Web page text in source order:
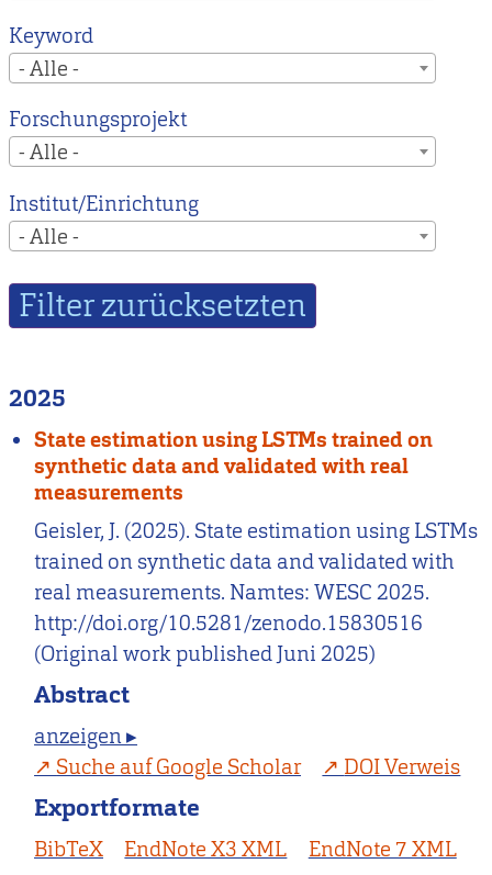
Keyword
- Alle -
Forschungsprojekt
- Alle -
Institut/Einrichtung
- Alle -
2025
State estimation using LSTMs trained on
synthetic data and validated with real
measurements
Geisler, J. (2025). State estimation using LSTMs
trained on synthetic data and validated with
real measurements. Namtes: WESC 2025.
http://doi.org/10.5281/zenodo.15830516
(Original work published Juni 2025)
Abstract
anzeigen ▸
Suche auf Google Scholar
DOI Verweis
Exportformate
BibTeX EndNote X3 XML
EndNote 7 XML